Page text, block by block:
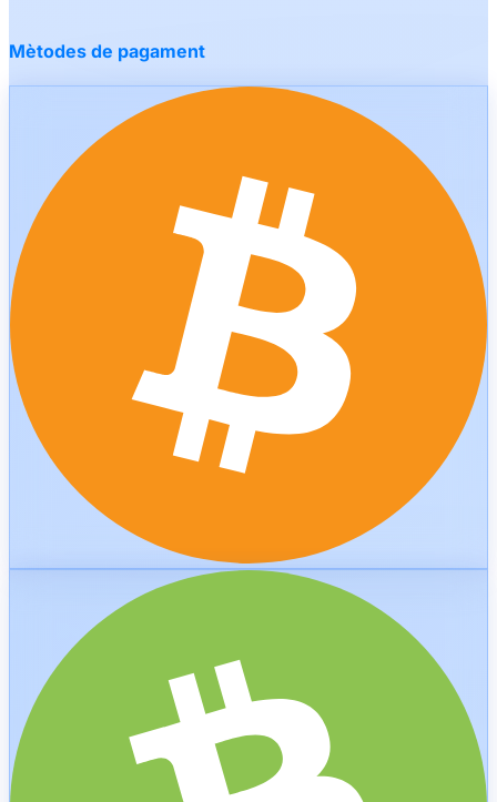
Mètodes de pagament